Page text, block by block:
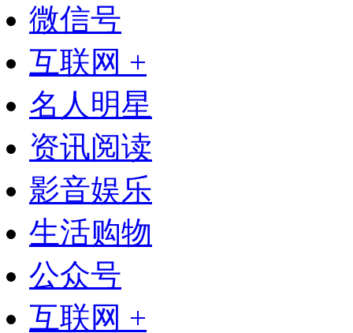
微信号
互联网 +
名人明星
资讯阅读
影音娱乐
生活购物
公众号
互联网 +